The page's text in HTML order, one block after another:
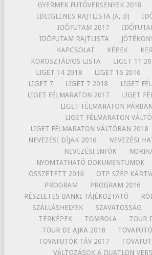
GYERMEK FUTÓVERSENYEK 2018
IDEIGLENES RAJTLISTA (A, B)
IDŐFUTAM 2017
IDŐFUTAM RAJTLISTA
KAPCSOLAT
KÉPEK
KOROSZTÁLYOS LISTA
LIGET 11
LIGET 14 2018
LIGET 16 2016
LIGET 7
LIGET 7 2018
LIGET
LIGET FÉLMARATON 2017
LIGET
LIGET FÉLMARATON
LIGET FÉLMARATON
LIGET FÉLMARATON VÁLTÓBAN 2018
NEVEZÉSI DÍJAK 2016
NEVEZÉSI
NEVEZÉSI INFÓK
NYOMTATHATÓ DOKUMENTUMOK
ÖSSZETETT 2016
OTP SZÉP
PROGRAM
PROGRAM 2016
RÉSZLETES BANKI TÁJÉKOZTATÓ
SZÁLLÁSHELYEK
SZAVATOSSÁG
TÉRKÉPEK
TOMBOLA
TOUR
TOUR DE AJKA 2018
TOVAFUTÓK TÁV 2017
VÁLTOZÁSOK A DUATLON